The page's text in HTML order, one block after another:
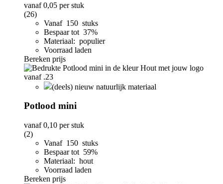
vanaf0,05 per stuk
(26)
Vanaf 150 stuks
Bespaar tot 37%
Materiaal: populier
Voorraad laden
Bereken prijs
(deels) nieuw natuurlijk materiaal
Potlood mini
vanaf0,10 per stuk
(2)
Vanaf 150 stuks
Bespaar tot 59%
Materiaal: hout
Voorraad laden
Bereken prijs